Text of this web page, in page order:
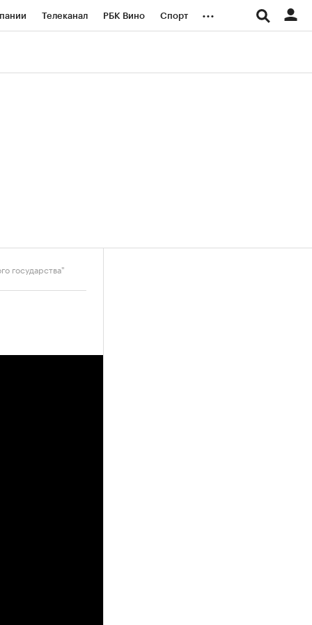
Телеканал РБК Вино Спорт ...
государства"